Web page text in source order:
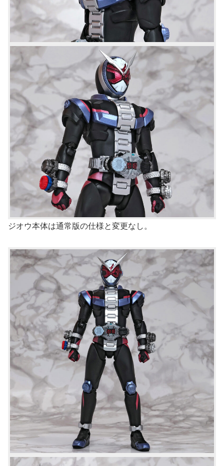
ジオウ本体は通常版の仕様と変更なし。